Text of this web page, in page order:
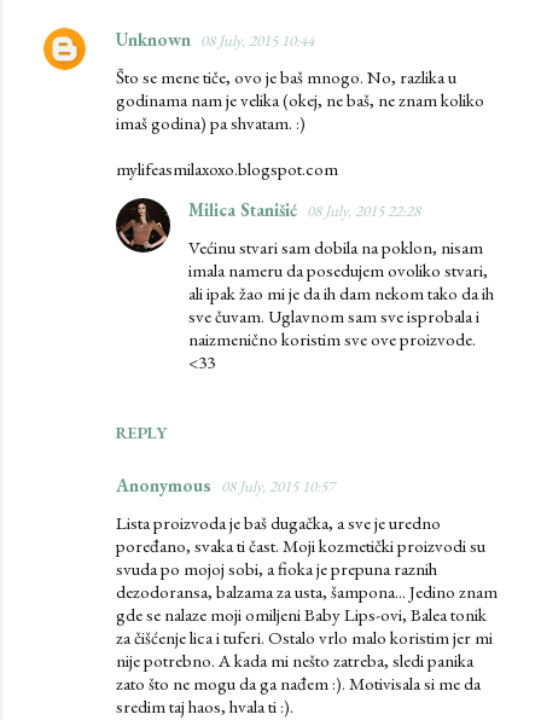
Unknown 08 July, 2015 10:44
Što se mene tiče, ovo je baš mnogo. No, razlika u
godinama nam je velika (okej, ne baš, ne znam koliko
imaš godina) pa shvatam. :)
mylifeasmilaxoxo.blogspot.com
REPLY
Milica Stanišić 08 July, 2015 22:28
Većinu stvari sam dobila na poklon, nisam
imala nameru da posedujem ovoliko stvari,
ali ipak žao mi je da ih dam nekom tako da ih
sve čuvam. Uglavnom sam sve isprobala i
naizmenično koristim sve ove proizvode.
<33
Anonymous 08 July, 2015 10:57
Lista proizvoda je baš dugačka, a sve je uredno
poređano, svaka ti čast. Moji kozmetički proizvodi su
svuda po mojoj sobi, a fioka je prepuna raznih
dezodoransa, balzama za usta, šampona... Jedino znam
gde se nalaze moji omiljeni Baby Lips-ovi, Balea tonik
za čišćenje lica i tuferi. Ostalo vrlo malo koristim jer mi
nije potrebno. A kada mi nešto zatreba, sledi panika
zato što ne mogu da ga nađem :). Motivisala si me da
sredim taj haos, hvala ti :).